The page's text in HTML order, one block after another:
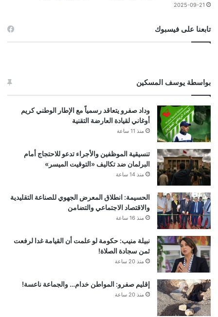
2025-09-21
تابعنا على فيسبوك
بواسطة يوسف المسكين
وداد صفرو يتعاقد رسمياً مع الإطار الوطني كريم
أوغاني لقيادة العارضة التقنية
منذ 11 ساعة
تنسيقية الموظفين والأجراء تدعو للاحتجاج أمام
البرلمان ضد تكاليف «التوقيت الميسر»
منذ 14 ساعة
الحسيمة: انطلاق المعرض الجهوي للصناعة التقليدية
والاقتصاد الاجتماعي والتضامن
منذ 16 ساعة
نبيلة منيب: حكومة لو علمت أن القيامة غدا لرفعت
ثمن سجادة الصلاة!
منذ 20 ساعة
إقليم صفرو: المواطن خدام… والجماعة ناعسة!
منذ 20 ساعة